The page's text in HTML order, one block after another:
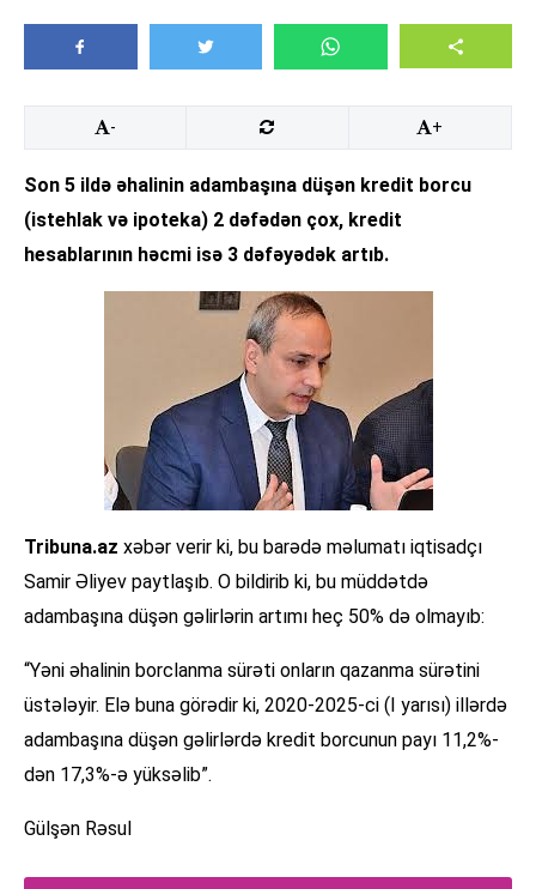
- +
Son 5 ildə əhalinin adambaşına düşən kredit borcu
(istehlak və ipoteka) 2 dəfədən çox, kredit
hesablarının həcmi isə 3 dəfəyədək artıb.
Tribuna.az xəbər verir ki, bu barədə məlumatı iqtisadçı
Samir Əliyev paytlaşıb. O bildirib ki, bu müddətdə
adambaşına düşən gəlirlərin artımı heç 50% də olmayıb:
“Yəni əhalinin borclanma sürəti onların qazanma sürətini
üstələyir. Elə buna görədir ki, 2020-2025-ci (I yarısı) illərdə
adambaşına düşən gəlirlərdə kredit borcunun payı 11,2%-
dən 17,3%-ə yüksəlib”.
Gülşən Rəsul